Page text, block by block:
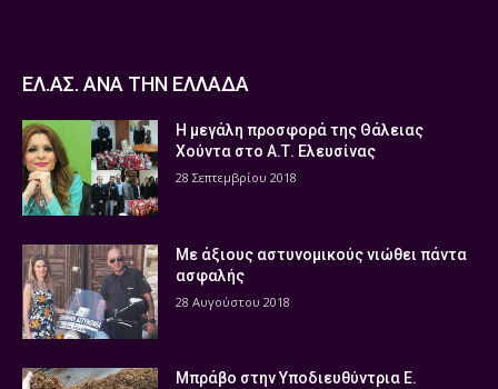
ΕΛ.ΑΣ. ΑΝΑ ΤΗΝ ΕΛΛΑΔΑ
Η μεγάλη προσφορά της Θάλειας
Χούντα στο Α.Τ. Ελευσίνας
28 Σεπτεμβρίου 2018
Με άξιους αστυνομικούς νιώθει πάντα
ασφαλής
28 Αυγούστου 2018
Μπράβο στην Υποδιευθύντρια Ε.